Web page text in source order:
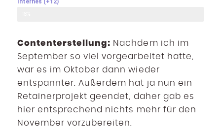
Internes (+12)​
Contenterstellung: Nachdem ich im
September so viel vorgearbeitet hatte,
war es im Oktober dann wieder
entspannter. Außerdem hat ja nun ein
Retainerprojekt geendet, daher gab es
hier entsprechend nichts mehr für den
November vorzubereiten.